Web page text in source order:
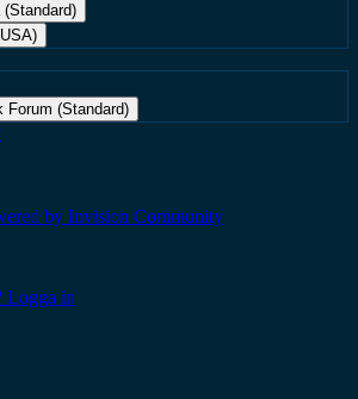
Forum (Standard)
by Invision Community
Logga in